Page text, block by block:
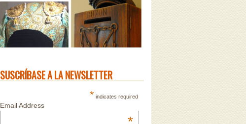
SUSCRÍBASE A LA NEWSLETTER
* indicates required
Email Address